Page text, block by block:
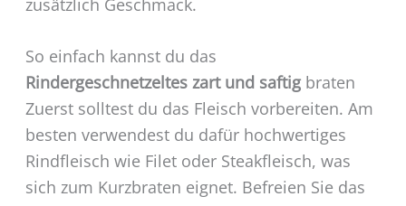
So einfach kannst du das
Rindergeschnetzeltes zart und saftigbraten
Zuerst solltest du das Fleisch vorbereiten. Am
besten verwendest du dafür hochwertiges
Rindfleisch wie Filet oder Steakfleisch, was
sich zum Kurzbraten eignet. Befreien Sie das